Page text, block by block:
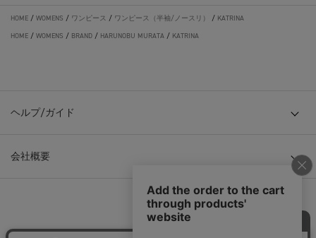
HOME / WOMENS / ワンピース / ワンピース（半袖/ノースリ） / KATRINA
HOME / WOMENS / BRAND / HARUNOBU MURATA / KATRINA
ヘルプ/ガイド
会社概要